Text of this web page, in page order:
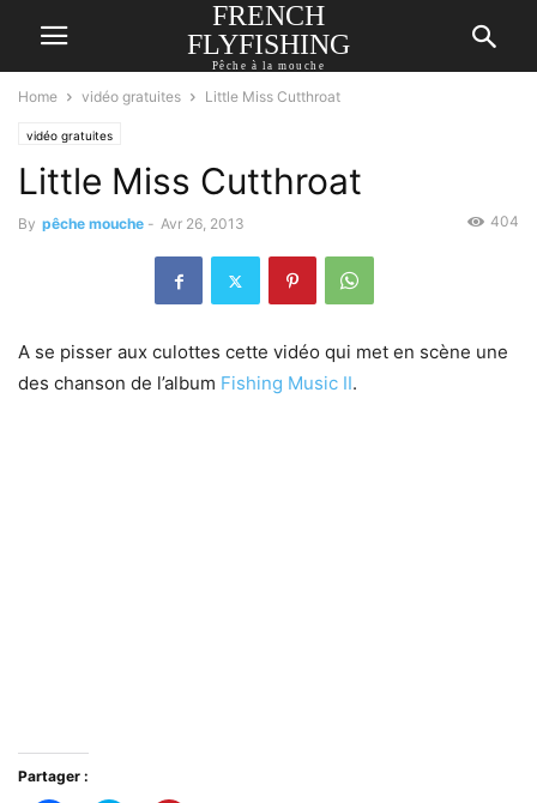
FRENCH
FLYFISHING
Pêche à la mouche
Home vidéo gratuites Little Miss Cutthroat
vidéo gratuites
Little Miss Cutthroat
By pêche mouche - Avr 26, 2013 404
A se pisser aux culottes cette vidéo qui met en scène une
des chanson de l’album Fishing Music II.
Partager :